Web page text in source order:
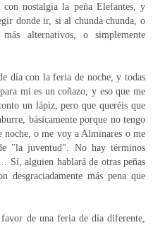
nostalgia la peña Elefantes, y
donde ir, si al chunda chunda, o
alternativos, o simplemente
día con la feria de noche, y todas
mi es un coñazo, y eso que me
un lápiz, pero que queréis que
básicamente porque no tengo
noche, o me voy a Alminares o me
"la juventud". No hay términos
Sí, alguien hablará de otras peñas
desgraciadamente más pena que
de una feria de día diferente,